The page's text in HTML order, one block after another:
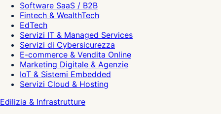
Software SaaS / B2B
Fintech & WealthTech
EdTech
Servizi IT & Managed Services
Servizi di Cybersicurezza
E-commerce & Vendita Online
Marketing Digitale & Agenzie
IoT & Sistemi Embedded
Servizi Cloud & Hosting
Edilizia & Infrastrutture